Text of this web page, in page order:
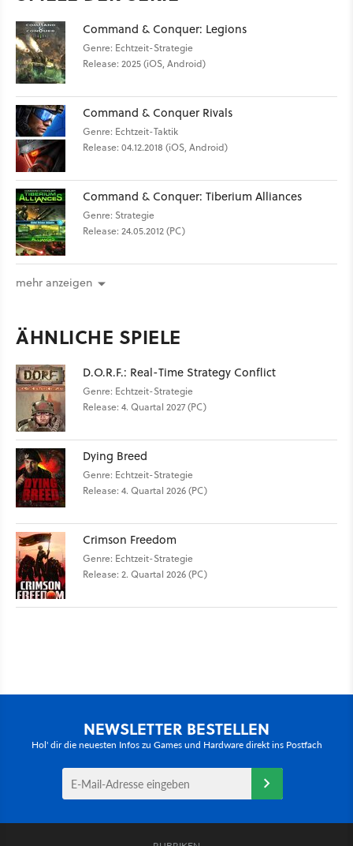
Command & Conquer: Legions
Genre: Echtzeit-Strategie
Release: 2025 (iOS, Android)
Command & Conquer Rivals
Genre: Echtzeit-Taktik
Release: 04.12.2018 (iOS, Android)
Command & Conquer: Tiberium Alliances
Genre: Strategie
Release: 24.05.2012 (PC)
mehr anzeigen
ÄHNLICHE SPIELE
D.O.R.F.: Real-Time Strategy Conflict
Genre: Echtzeit-Strategie
Release: 4. Quartal 2027 (PC)
Dying Breed
Genre: Echtzeit-Strategie
Release: 4. Quartal 2026 (PC)
Crimson Freedom
Genre: Echtzeit-Strategie
Release: 2. Quartal 2026 (PC)
NEWSLETTER BESTELLEN
Hol' dir die neuesten Infos zu Games und Hardware direkt ins Postfach